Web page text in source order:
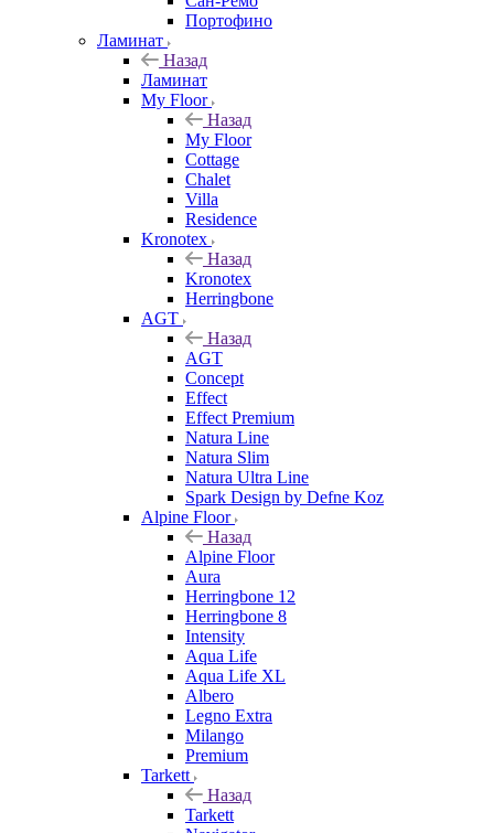
Портофино
Ламинат
Назад
Ламинат
My Floor
Назад
My Floor
Cottage
Chalet
Villa
Residence
Kronotex
Назад
Kronotex
Herringbone
AGT
Назад
AGT
Concept
Effect
Effect Premium
Natura Line
Natura Slim
Natura Ultra Line
Spark Design by Defne Koz
Alpine Floor
Назад
Alpine Floor
Aura
Herringbone 12
Herringbone 8
Intensity
Aqua Life
Aqua Life XL
Albero
Legno Extra
Milango
Premium
Tarkett
Назад
Tarkett